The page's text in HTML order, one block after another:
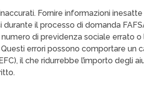
Fornire informazioni
il processo di domanda
numero di previdenza sociale errato
errori possono comportare un
il che ridurrebbe l’importo degli